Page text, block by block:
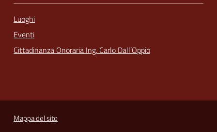
Luoghi
Eventi
Cittadinanza Onoraria Ing. Carlo Dall’Oppio
Mappa del sito